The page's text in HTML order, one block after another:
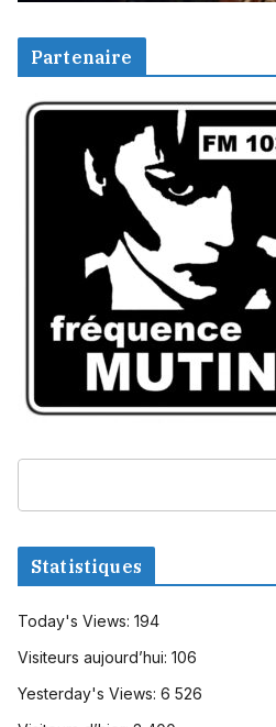
Partenaire
Statistiques
Today's Views: 194
Visiteurs aujourd’hui: 106
Yesterday's Views: 6 526